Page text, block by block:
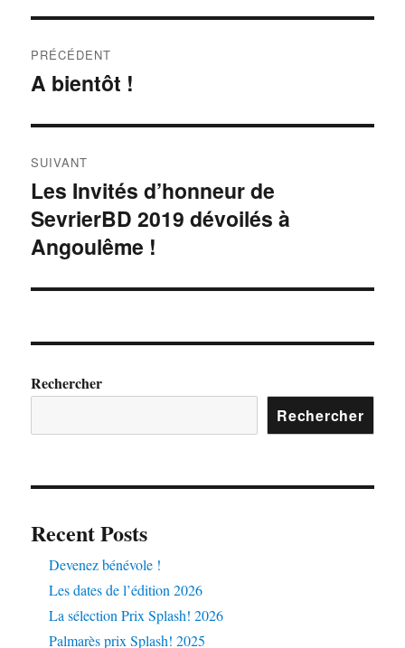
PRÉCÉDENT
A bientôt !
SUIVANT
Les Invités d’honneur de
SevrierBD 2019 dévoilés à
Angoulême !
Rechercher
Rechercher
Recent Posts
Devenez bénévole !
Les dates de l’édition 2026
La sélection Prix Splash! 2026
Palmarès prix Splash! 2025